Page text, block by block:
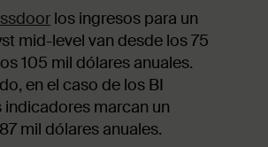
los ingresos para un
mid-level van desde los 75
105 mil dólares anuales.
en el caso de los BI
indicadores marcan un
mil dólares anuales.